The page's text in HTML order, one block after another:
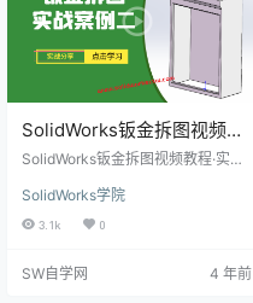
SolidWorks钣金拆图视频教
程·案例2
SolidWorks钣金拆图视频教程·实战
→工艺分析→分割→实体转钣金→展
开下料导出 客户来图： 拆分效果：
令。
SolidWorks学院
3.1k 0
SW自学网 4 年前